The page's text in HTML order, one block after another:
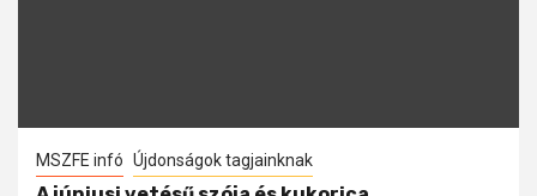
MSZFE infó Újdonságok tagjainknak